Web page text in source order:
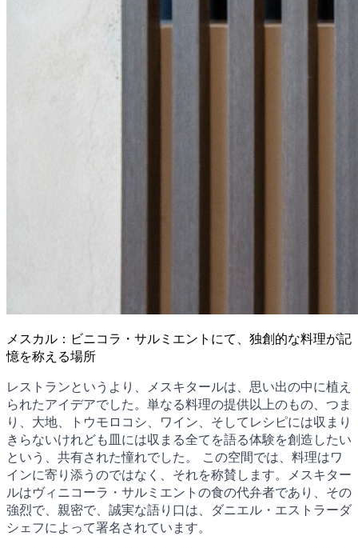
メスカル：ビニコラ・サルミエントにて、独創的な料理が記
憶を称える場所
レストランというより、メスキタールは、思い出の中に植え
られたアイデアでした。単なる料理の提供以上のもの、つま
り、大地、トウモロコシ、ワイン、そしてレシピには収まり
きらないけれども皿には収まる全てを語る体験を創造したい
という、共有された憧れでした。 この空間では、料理はワ
インに寄り添うのではなく、それを称賛します。メスキター
ルはヴィニコーラ・サルミエントの食の代弁者であり、その
強烈で、親密で、誠実な語り口は、ダニエル・エストラーダ
シェフによって署名されています。